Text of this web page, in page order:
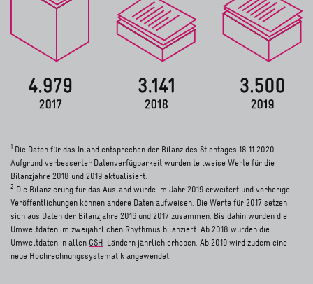
1 Die Daten für das Inland entsprechen der Bilanz des Stichtages 18.11.2020.
Aufgrund verbesserter Datenverfügbarkeit wurden teilweise Werte für die
Bilanzjahre 2018 und 2019 aktualisiert.
2 Die Bilanzierung für das Ausland wurde im Jahr 2019 erweitert und vorherige
Veröffentlichungen können andere Daten aufweisen. Die Werte für 2017 setzen
sich aus Daten der Bilanzjahre 2016 und 2017 zusammen. Bis dahin wurden die
Umweltdaten im zweijährlichen Rhythmus bilanziert. Ab 2018 wurden die
Umweltdaten in allen CSH-Ländern jährlich erhoben. Ab 2019 wird zudem eine
neue Hochrechnungssystematik angewendet.